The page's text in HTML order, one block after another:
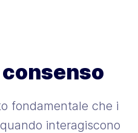
fondamentale che i
interagiscono